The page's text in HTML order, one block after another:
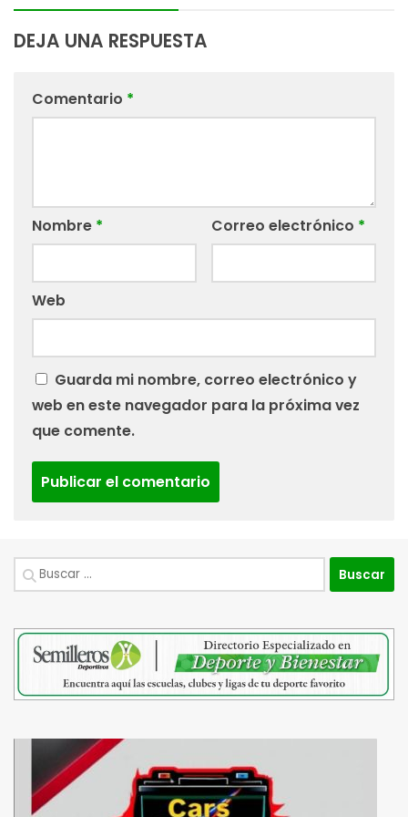
DEJA UNA RESPUESTA
Comentario *
Nombre * Correo electrónico *
Web
Guarda mi nombre, correo electrónico y
web en este navegador para la próxima vez
que comente.
Buscar: